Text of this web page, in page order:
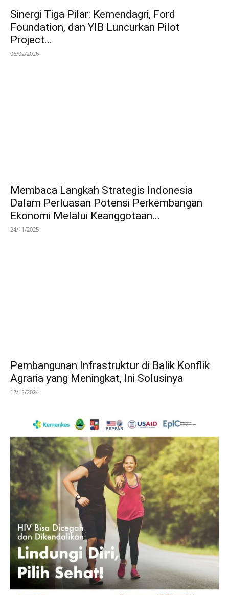
Sinergi Tiga Pilar: Kemendagri, Ford
Foundation, dan YIB Luncurkan Pilot
Project...
06/02/2026
Membaca Langkah Strategis Indonesia
Dalam Perluasan Potensi Perkembangan
Ekonomi Melalui Keanggotaan...
24/11/2025
Pembangunan Infrastruktur di Balik Konflik
Agraria yang Meningkat, Ini Solusinya
12/12/2024